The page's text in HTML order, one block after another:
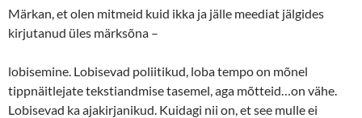
Märkan, et olen mitmeid kuid ikka ja jälle meediat jälgides
kirjutanud üles märksõna –
lobisemine. Lobisevad poliitikud, loba tempo on mõnel
tippnäitlejate tekstiandmise tasemel, aga mõtteid…on vähe.
Lobisevad ka ajakirjanikud. Kuidagi nii on, et see mulle ei